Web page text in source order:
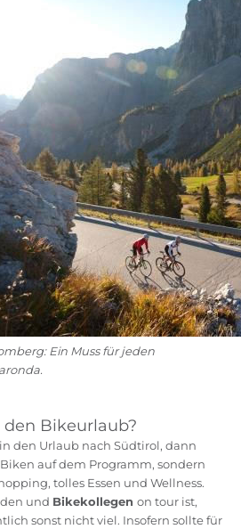
Ein Muss für jeden
den Bikeurlaub?
in den Urlaub nach Südtirol, dann
auf dem Programm, sondern
tolles Essen und Wellness.
und Bikekollegen on tour ist,
sonst nicht viel. Insofern sollte für